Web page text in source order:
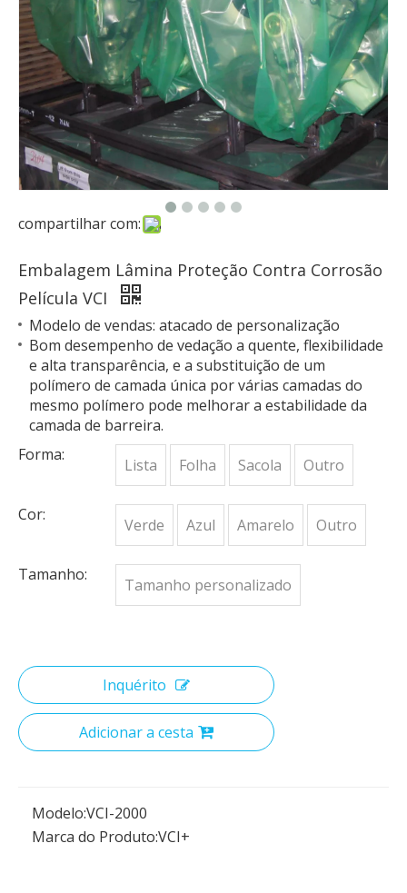
compartilhar com:
Embalagem Lâmina Proteção Contra Corrosão
Película VCI
Modelo de vendas: atacado de personalização
Bom desempenho de vedação a quente, flexibilidade
e alta transparência, e a substituição de um
polímero de camada única por várias camadas do
mesmo polímero pode melhorar a estabilidade da
camada de barreira.
Forma:
Lista Folha Sacola Outro
Cor:
Verde Azul Amarelo Outro
Tamanho:
Tamanho personalizado
Inquérito
Adicionar a cesta
Modelo:VCI-2000
Marca do Produto:VCI+